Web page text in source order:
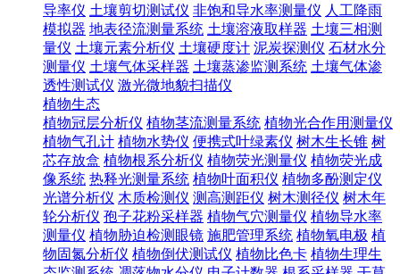
导率仪 土壤剪切测试仪 非饱和导水率测量仪 人工降雨
模拟器 地表径流测量系统 土壤溶液取样器 土壤三相测
量仪 土壤元素分析仪 土壤硬度计 泥炭探测仪 石材水分
测量仪 土壤气体采样器 土壤蒸渗监测系统 土壤气体渗
透性测试仪 激光微地貌扫描仪
植物生态
植物冠层分析仪 植物茎流测量系统 植物光合作用测量仪
植物气孔计 植物水势仪 便携式叶绿素仪 树木生长锥 树
芯存放盒 植物根系分析仪 植物荧光测量仪 植物荧光成
像系统 热释光测量系统 植物叶面积仪 植物多酚测定仪
光谱分析仪 木质检测仪 测高测距仪 树木测径仪 树木年
轮分析仪 孢子花粉采样器 植物气穴测量仪 植物导水率
测量仪 植物胁迫检测眼镜 施肥管理系统 植物氧电极 植
物固氮分析仪 植物倒伏测试仪 植物比色卡 植物生理生